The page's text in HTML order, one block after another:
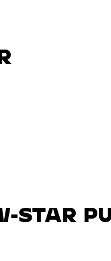
STAR